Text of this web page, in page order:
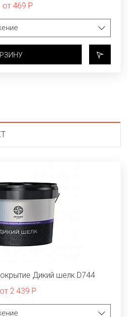
от 469 Р
Дикий шелк D744
от 2 439 Р